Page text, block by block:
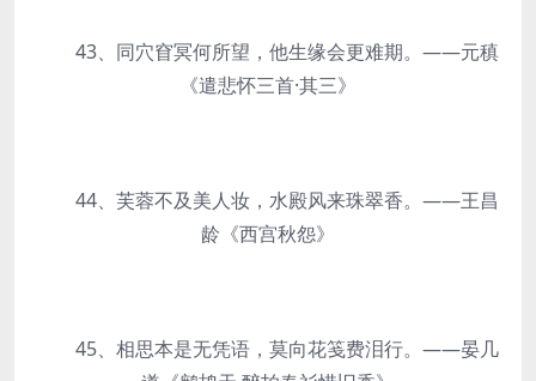
43、同穴窅冥何所望，他生缘会更难期。——元稹
《遣悲怀三首·其三》
44、芙蓉不及美人妆，水殿风来珠翠香。——王昌
龄《西宫秋怨》
45、相思本是无凭语，莫向花笺费泪行。——晏几